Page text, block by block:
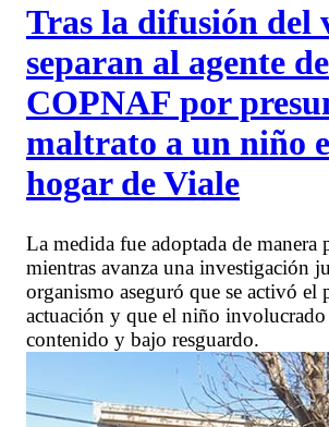
Tras la difusión del
separan al agente
COPNAF por
maltrato a un niño
hogar de Viale
La medida fue adoptada de manera
mientras avanza una investigación
organismo aseguró que se activó el
actuación y que el niño involucrado
contenido y bajo resguardo.